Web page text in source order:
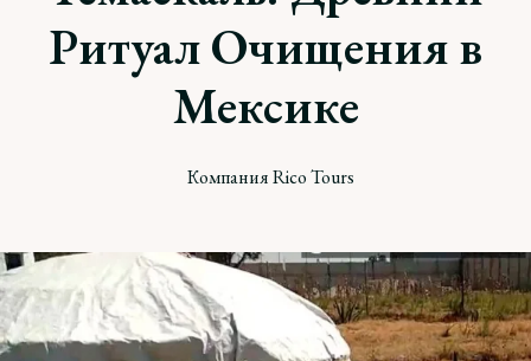
Ритуал Очищения в
Мексике
Компания Rico Tours